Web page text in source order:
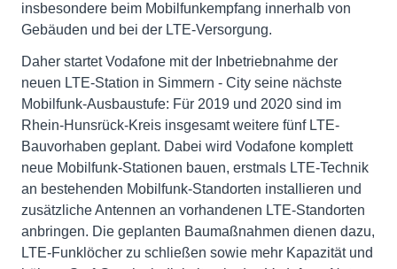
insbesondere beim Mobilfunkempfang innerhalb von
Gebäuden und bei der LTE-Versorgung.
Daher startet Vodafone mit der Inbetriebnahme der
neuen LTE-Station in Simmern - City seine nächste
Mobilfunk-Ausbaustufe: Für 2019 und 2020 sind im
Rhein-Hunsrück-Kreis insgesamt weitere fünf LTE-
Bauvorhaben geplant. Dabei wird Vodafone komplett
neue Mobilfunk-Stationen bauen, erstmals LTE-Technik
an bestehenden Mobilfunk-Standorten installieren und
zusätzliche Antennen an vorhandenen LTE-Standorten
anbringen. Die geplanten Baumaßnahmen dienen dazu,
LTE-Funklöcher zu schließen sowie mehr Kapazität und